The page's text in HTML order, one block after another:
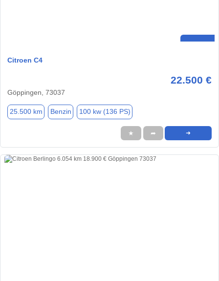
Citroen C4
22.500 €
Göppingen, 73037
25.500 km Benzin 100 kw (136 PS)
★ ➦ ➜